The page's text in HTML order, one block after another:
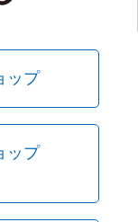
ップ
ップ